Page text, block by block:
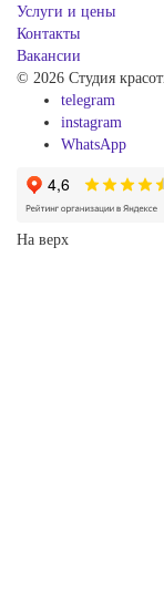
Услуги и цены
Контакты
Вакансии
© 2026 Студия
telegram
instagram
WhatsApp
На верх